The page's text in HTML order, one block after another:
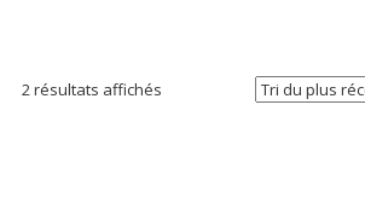
2 résultats affichésTrié